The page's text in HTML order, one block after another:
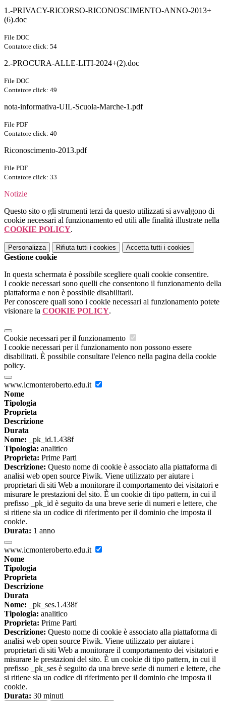
1.-PRIVACY-RICORSO-RICONOSCIMENTO-ANNO-2013+
(6).doc
File DOC
Contatore click: 54
2.-PROCURA-ALLE-LITI-2024+(2).doc
File DOC
Contatore click: 49
nota-informativa-UIL-Scuola-Marche-1.pdf
File PDF
Contatore click: 40
Riconoscimento-2013.pdf
File PDF
Contatore click: 33
Notizie
Questo sito o gli strumenti terzi da questo utilizzati si avvalgono di
cookie necessari al funzionamento ed utili alle finalità illustrate nella
COOKIE POLICY.
Personalizza Rifiuta tutti i cookies Accetta tutti i cookies
Gestione cookie
In questa schermata è possibile scegliere quali cookie consentire.
I cookie necessari sono quelli che consentono il funzionamento della
piattaforma e non è possibile disabilitarli.
Per conoscere quali sono i cookie necessari al funzionamento potete
visionare la COOKIE POLICY.
Cookie necessari per il funzionamento
I cookie necessari per il funzionamento non possono essere
disabilitati. È possibile consultare l'elenco nella pagina della cookie
policy.
www.icmonteroberto.edu.it
Nome
Tipologia
Proprieta
Descrizione
Durata
Nome: _pk_id.1.438f
Tipologia: analitico
Proprieta: Prime Parti
Descrizione: Questo nome di cookie è associato alla piattaforma di
analisi web open source Piwik. Viene utilizzato per aiutare i
proprietari di siti Web a monitorare il comportamento dei visitatori e
misurare le prestazioni del sito. È un cookie di tipo pattern, in cui il
prefisso _pk_id è seguito da una breve serie di numeri e lettere, che
si ritiene sia un codice di riferimento per il dominio che imposta il
cookie.
Durata: 1 anno
www.icmonteroberto.edu.it
Nome
Tipologia
Proprieta
Descrizione
Durata
Nome: _pk_ses.1.438f
Tipologia: analitico
Proprieta: Prime Parti
Descrizione: Questo nome di cookie è associato alla piattaforma di
analisi web open source Piwik. Viene utilizzato per aiutare i
proprietari di siti Web a monitorare il comportamento dei visitatori e
misurare le prestazioni del sito. È un cookie di tipo pattern, in cui il
prefisso _pk_ses è seguito da una breve serie di numeri e lettere, che
si ritiene sia un codice di riferimento per il dominio che imposta il
cookie.
Durata: 30 minuti